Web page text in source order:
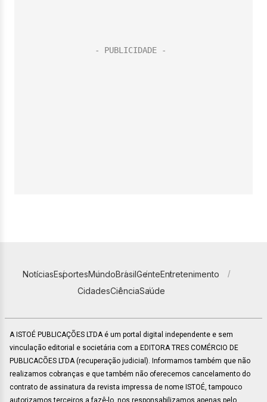
NotíciasEsportesMundoBrasilGenteEntretenimento
CidadesCiênciaSaúde
A ISTOÉ PUBLICAÇÕES LTDA é um portal digital independente e sem
vinculação editorial e societária com a EDITORA TRES COMÉRCIO DE
PUBLICACÕES LTDA (recuperação judicial). Informamos também que não
realizamos cobranças e que também não oferecemos cancelamento do
contrato de assinatura da revista impressa de nome ISTOÉ, tampouco
autorizamos terceiros a fazê-lo, nos responsabilizamos apenas pelo